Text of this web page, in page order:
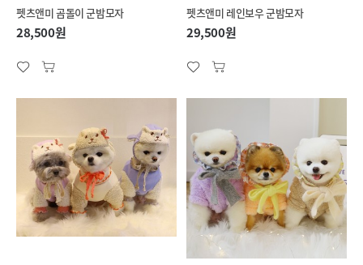
펫츠앤미 곰돌이 군밤모자
28,500원
펫츠앤미 레인보우 군밤모자
29,500원